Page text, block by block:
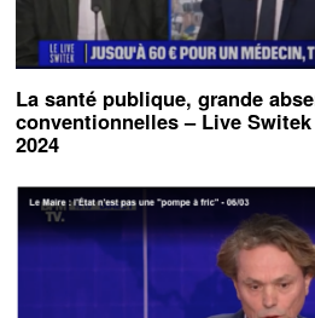
La santé publique, grande
conventionnelles – Live
2024